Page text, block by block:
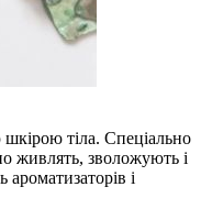
шкірою тіла. Спеціально
живлять, зволожують і
і